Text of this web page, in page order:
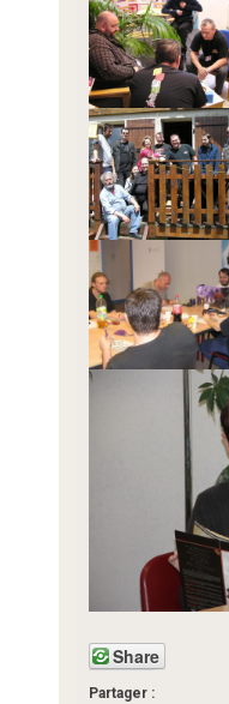
Share
Partager :